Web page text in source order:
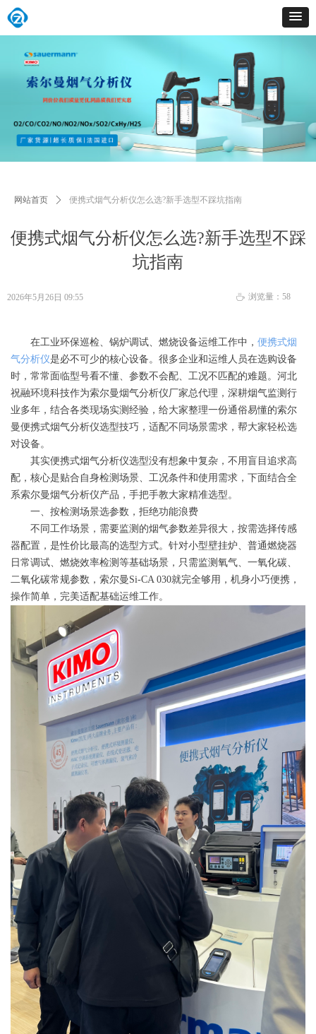
便携式烟气分析仪怎么选?新手选型不踩
坑指南
网站首页 ꄲ 便携式烟气分析仪怎么选?新手选型不踩坑指南
在工业环保巡检、锅炉调试、燃烧设备运维工作中， 便携式烟
气分析仪是必不可少的核心设备。很多企业和运维人员在选购设备
时，常常面临型号看不懂、参数不会配、工况不匹配的难题。河北
祝融环境科技作为索尔曼烟气分析仪厂家总代理，深耕烟气监测行
业多年，结合各类现场实测经验，给大家整理一份通俗易懂的索尔
曼便携式烟气分析仪选型技巧，适配不同场景需求，帮大家轻松选
对设备。
其实便携式烟气分析仪选型没有想象中复杂，不用盲目追求高
配，核心是贴合自身检测场景、工况条件和使用需求，下面结合全
系索尔曼烟气分析仪产品，手把手教大家精准选型。
一、按检测场景选参数，拒绝功能浪费
不同工作场景，需要监测的烟气参数差异很大，按需选择传感
器配置，是性价比最高的选型方式。针对小型壁挂炉、普通燃烧器
日常调试、燃烧效率检测等基础场景，只需监测氧气、一氧化碳、
二氧化碳常规参数，索尔曼Si-CA 030就完全够用，机身小巧便携，
操作简单，完美适配基础运维工作。
2026年5月26日 09:55 ꄘ 浏览量： 58